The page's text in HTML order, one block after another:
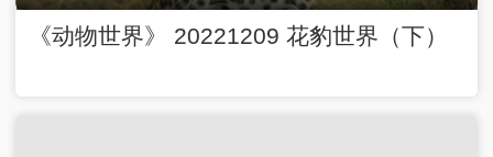
《动物世界》 20221209 花豹世界（下）